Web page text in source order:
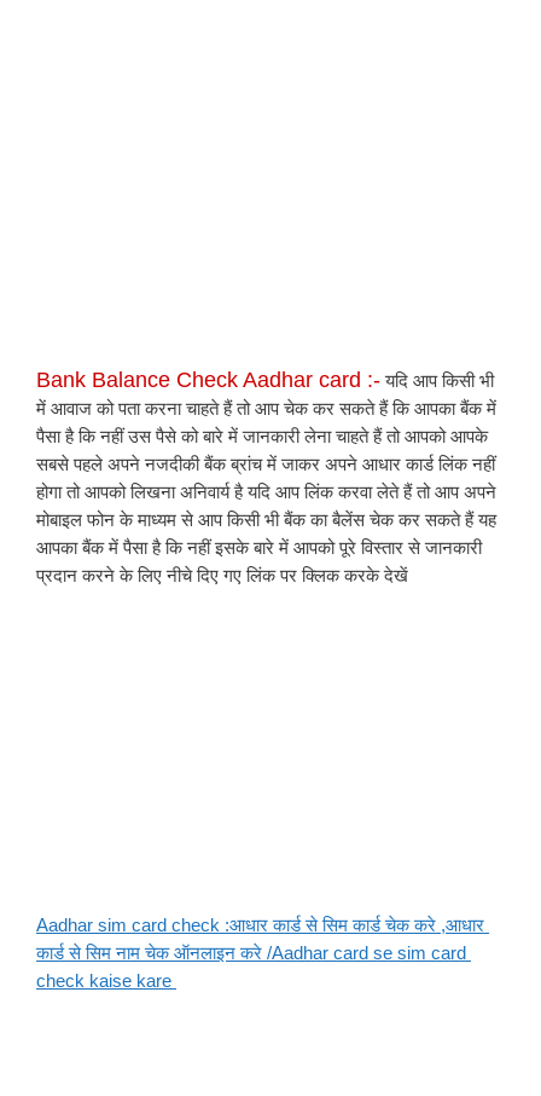
Bank Balance Check Aadhar card :- यदि आप किसी भी
में आवाज को पता करना चाहते हैं तो आप चेक कर सकते हैं कि आपका बैंक में
पैसा है कि नहीं उस पैसे को बारे में जानकारी लेना चाहते हैं तो आपको आपके
सबसे पहले अपने नजदीकी बैंक ब्रांच में जाकर अपने आधार कार्ड लिंक नहीं
होगा तो आपको लिखना अनिवार्य है यदि आप लिंक करवा लेते हैं तो आप अपने
मोबाइल फोन के माध्यम से आप किसी भी बैंक का बैलेंस चेक कर सकते हैं यह
आपका बैंक में पैसा है कि नहीं इसके बारे में आपको पूरे विस्तार से जानकारी
प्रदान करने के लिए नीचे दिए गए लिंक पर क्लिक करके देखें
Aadhar sim card check :आधार कार्ड से सिम कार्ड चेक करे ,आधार
कार्ड से सिम नाम चेक ऑनलाइन करे /Aadhar card se sim card
check kaise kare